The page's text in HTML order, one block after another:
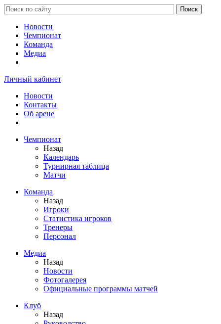
Новости
Чемпионат
Команда
Медиа
Личный кабинет
Новости
Контакты
Об арене
Чемпионат
Назад
Календарь
Турнирная таблица
Матчи
Команда
Назад
Игроки
Статистика игроков
Тренеры
Персонал
Медиа
Назад
Новости
Фотогалерея
Официальные программы матчей
Клуб
Назад